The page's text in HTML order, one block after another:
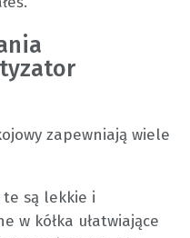
zapewniają wiele
te są lekkie i
w kółka ułatwiające